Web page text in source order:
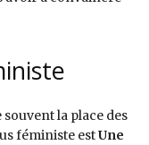
la place des
féministe estUne